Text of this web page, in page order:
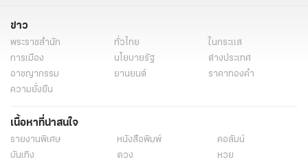
ข่าว
พระราชสำนัก ทั่วไทย
ในกระแส
การเมือง
นโยบายรัฐ
ต่างประเทศ
อาชญากรรม
ยานยนต์
ราคาทองคำ
ความยั่งยืน
เนื้อหาที่น่าสนใจ
รายงานพิเศษ หนังสือพิมพ์
คอลัมน์
บันเทิง
ดวง
หวย